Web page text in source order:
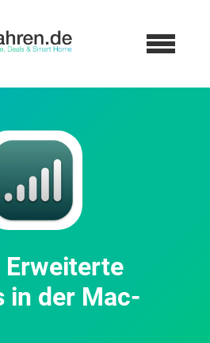
Erweiterte
in der Mac-